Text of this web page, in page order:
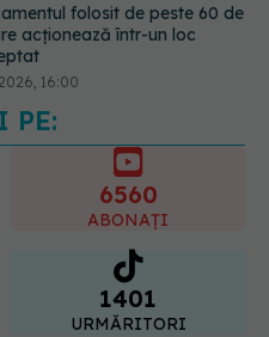
nocturne: semnul ignorat
ascunde probleme
de sănătate
20:00
PE:
6560
ABONAȚI
1401
URMĂRITORI